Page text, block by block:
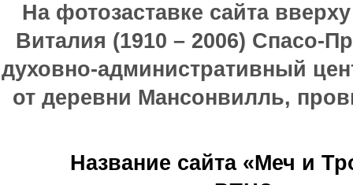
На фотозаставке сайта
Виталия (1910 – 2006) Спасо-
духовно-административный
от деревни Мансонвилль,
Название сайта «Меч и